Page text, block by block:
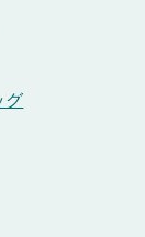
グ